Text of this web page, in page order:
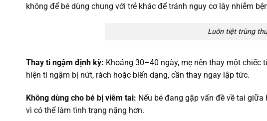
không để bé dùng chung với trẻ khác để tránh nguy cơ lây nhiễm
Luôn tiệt trùng
Thay ti ngậm định kỳ: Khoảng 30–40 ngày, mẹ nên thay một chiếc
hiện ti ngậm bị nứt, rách hoặc biến dạng, cần thay ngay lập tức.
Không dùng cho bé bị viêm tai: Nếu bé đang gặp vấn đề về tai
vì có thể làm tình trạng nặng hơn.